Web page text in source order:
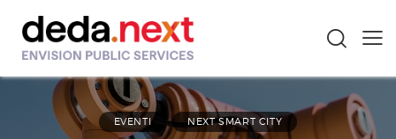
EVENTI NEXT SMART CITY